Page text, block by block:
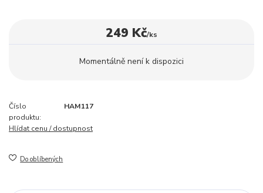
249 Kč/ks
Momentálně není k dispozici
Číslo
produktu:
HAM117
Hlídat cenu / dostupnost
Do oblíbených